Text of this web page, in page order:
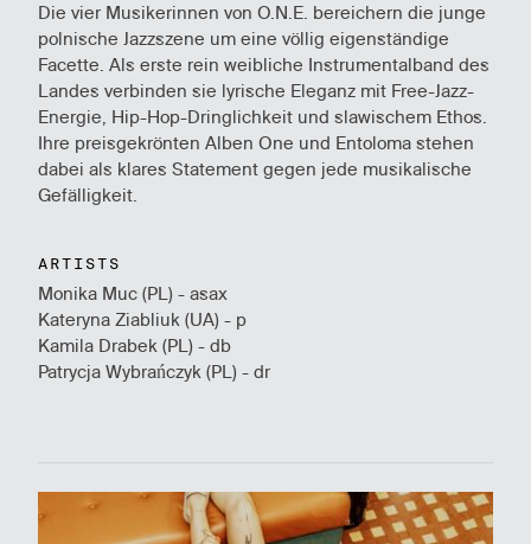
Die vier Musikerinnen von O.N.E. bereichern die junge
polnische Jazzszene um eine völlig eigenständige
Facette. Als erste rein weibliche Instrumentalband des
Landes verbinden sie lyrische Eleganz mit Free-Jazz-
Energie, Hip-Hop-Dringlichkeit und slawischem Ethos.
Ihre preisgekrönten Alben One und Entoloma stehen
dabei als klares Statement gegen jede musikalische
Gefälligkeit.
ARTISTS
Monika Muc (PL) - asax
Kateryna Ziabliuk (UA) - p
Kamila Drabek (PL) - db
Patrycja Wybrańczyk (PL) - dr